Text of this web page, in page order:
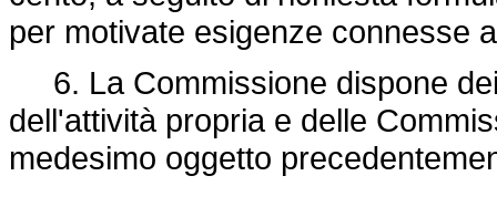
per motivate esigenze connesse
6. La Commissione dispone
dell'attività propria e delle
medesimo oggetto